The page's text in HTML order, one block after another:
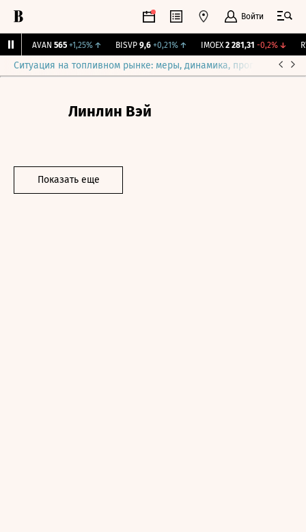
Войти
AVAN 565 +1,25%↑ BISVP 9,6 +0,21% ↑ IMOEX 2 281,31 -0,2%↓
Ситуация на топливном рынке: меры, динамика, прогнозы
Линлин Вэй
Показать еще